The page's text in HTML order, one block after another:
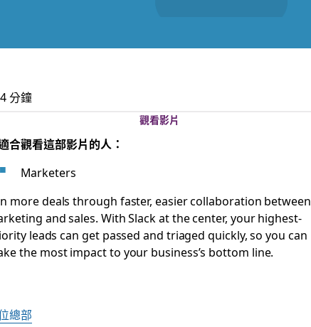
觀看影片
4 分鐘
合觀看這部影片的人：
Marketers
more deals through faster, easier collaboration between
and sales. With Slack at the center, your highest-
leads can get passed and triaged quickly, so you can
the most impact to your business’s bottom line.
總部